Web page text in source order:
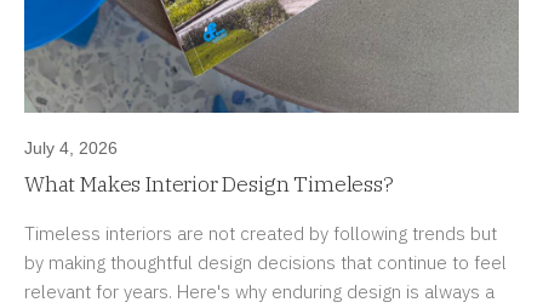
July 4, 2026
What Makes Interior Design Timeless?
Timeless interiors are not created by following trends but
by making thoughtful design decisions that continue to feel
relevant for years. Here's why enduring design is always a